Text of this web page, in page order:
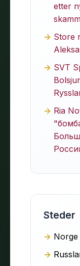
etter
Store
SVT
Ria
Steder
Norge